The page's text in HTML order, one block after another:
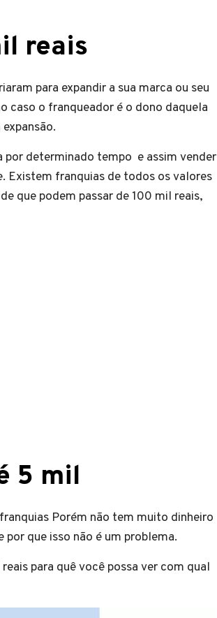
reais
para expandir a sua marca ou seu
caso o franqueador é o dono daquela
determinado tempo e assim vender
Existem franquias de todos os valores
que podem passar de 100 mil reais,
5 mil
Porém não tem muito dinheiro
por que isso não é um problema.
para quê você possa ver com qual